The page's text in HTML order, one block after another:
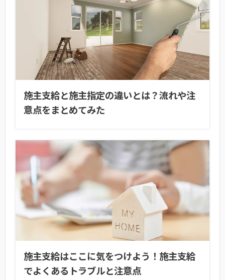
施主支給と施主指定の違いとは？流れや注
意点をまとめてみた
施主支給はここに気をつけよう！施主支給
でよくあるトラブルと注意点